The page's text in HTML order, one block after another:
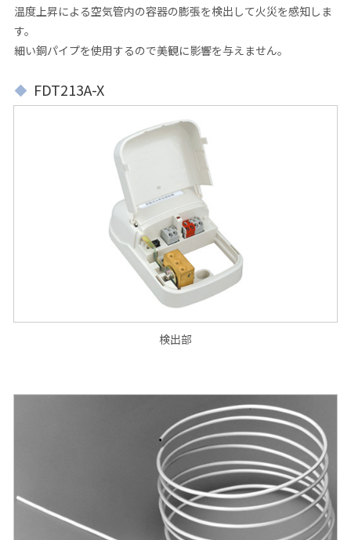
温度上昇による空気管内の容器の膨張を検出して火災を感知しま
す。
細い銅パイプを使用するので美観に影響を与えません。
FDT213A-X
検出部